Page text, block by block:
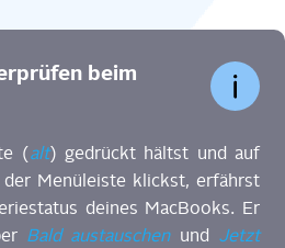
beim
(alt) gedrückt hältst und auf
Menü­leis­te klickst, erfährst
dei­nes Mac­Books. Er
Bald aus­tau­schen und Jetzt